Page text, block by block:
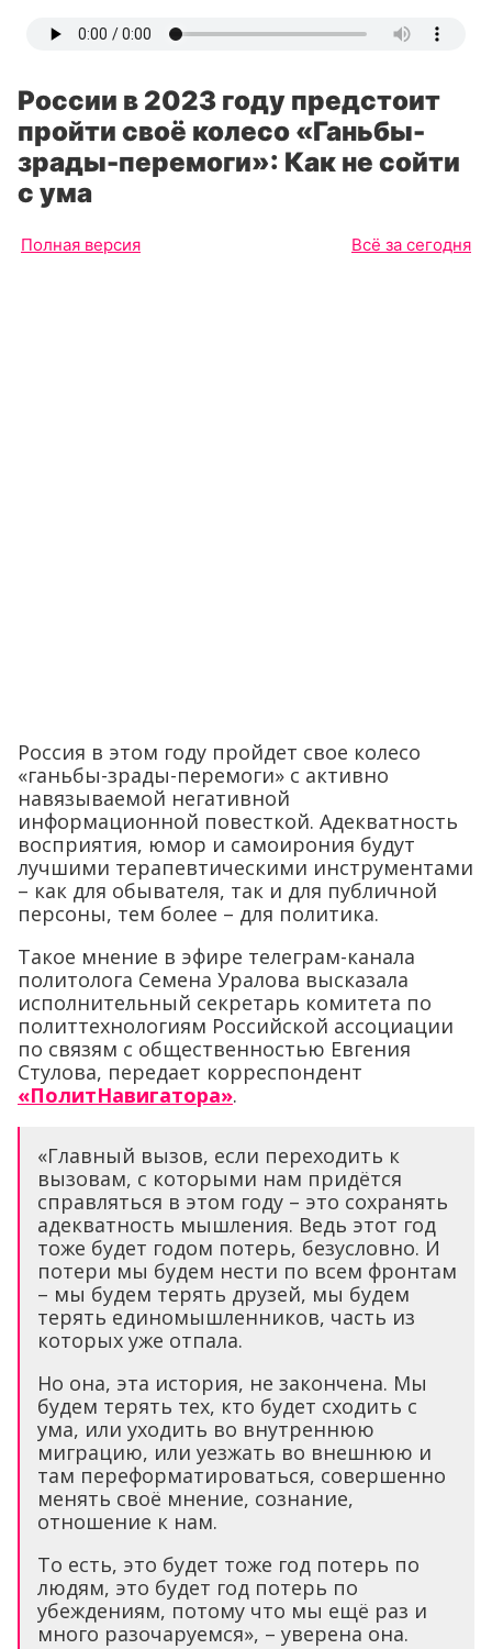
России в 2023 году предстоит
пройти своё колесо «Ганьбы-
зрады-перемоги»: Как не сойти
с ума
Полная версия Всё за сегодня
Россия в этом году пройдет свое колесо
«ганьбы-зрады-перемоги» с активно
навязываемой негативной
информационной повесткой. Адекватность
восприятия, юмор и самоирония будут
лучшими терапевтическими инструментами
– как для обывателя, так и для публичной
персоны, тем более – для политика.
Такое мнение в эфире телеграм-канала
политолога Семена Уралова высказала
исполнительный секретарь комитета по
политтехнологиям Российской ассоциации
по связям с общественностью Евгения
Стулова, передает корреспондент
«ПолитНавигатора».
«Главный вызов, если переходить к
вызовам, с которыми нам придётся
справляться в этом году – это сохранять
адекватность мышления. Ведь этот год
тоже будет годом потерь, безусловно. И
потери мы будем нести по всем фронтам
– мы будем терять друзей, мы будем
терять единомышленников, часть из
которых уже отпала.
Но она, эта история, не закончена. Мы
будем терять тех, кто будет сходить с
ума, или уходить во внутреннюю
миграцию, или уезжать во внешнюю и
там переформатироваться, совершенно
менять своё мнение, сознание,
отношение к нам.
То есть, это будет тоже год потерь по
людям, это будет год потерь по
убеждениям, потому что мы ещё раз и
много разочаруемся», – уверена она.